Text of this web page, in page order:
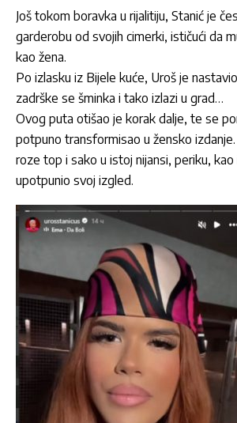
Još tokom boravka u rijalitiju, Stanić je
garderobu od svojih cimerki, ističući da
kao žena.
Po izlasku iz Bijele kuće, Uroš je
zadrške se šminka i tako izlazi u grad…
Ovog puta otišao je korak dalje, te se
potpuno transformisao u žensko
roze top i sako u istoj nijansi, periku, kao
upotpunio svoj izgled.